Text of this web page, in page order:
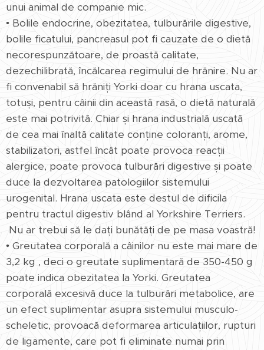
unui animal de companie mic.
• Bolile endocrine, obezitatea, tulburările digestive,
bolile ficatului, pancreasul pot fi cauzate de o dietă
necorespunzătoare, de proastă calitate,
dezechilibrată, încălcarea regimului de hrănire. Nu ar
fi convenabil să hrăniți Yorki doar cu hrana uscata,
totuși, pentru câinii din această rasă, o dietă naturală
este mai potrivită. Chiar și hrana industrială uscată
de cea mai înaltă calitate conține coloranți, arome,
stabilizatori, astfel încât poate provoca reacții
alergice, poate provoca tulburări digestive și poate
duce la dezvoltarea patologiilor sistemului
urogenital. Hrana uscata este destul de dificila
pentru tractul digestiv blând al Yorkshire Terriers.
Nu ar trebui să le dați bunătăți de pe masa voastră!
• Greutatea corporală a câinilor nu este mai mare de
3,2 kg , deci o greutate suplimentară de 350-450 g
poate indica obezitatea la Yorki. Greutatea
corporală excesivă duce la tulburări metabolice, are
un efect suplimentar asupra sistemului musculo-
scheletic, provoacă deformarea articulațiilor, rupturi
de ligamente, care pot fi eliminate numai prin